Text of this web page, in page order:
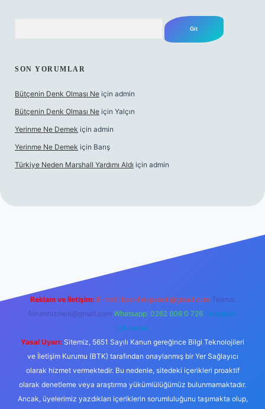
SON YORUMLAR
Bütçenin Denk Olması Ne için admin
Bütçenin Denk Olması Ne için Yalçın
Yerinme Ne Demek için admin
Yerinme Ne Demek için Barış
Türkiye Neden Marshall Yardımı Aldı için admin
hiltonbet yeni giriş
Reklam ve İletişim: E-mail: backlinkpaneli@gmail.com Teams:
forumhizmeti@gmail.com Whatsapp: 0262 606 0 726 Telegram:
@karabul
Yasal Uyarı: Sitemiz, 5651 Sayılı Kanun gereğince Bilgi Teknolojileri
ve İletişim Kurumu (BTK) tarafından onaylanmış bir Yer Sağlayıcı
olarak hizmet vermektedir. Bu nedenle, sitedeki içerikleri proaktif
olarak denetleme veya araştırma yükümlülüğümüz bulunmamaktadır.
Ancak, üyelerimiz yazdıkları içeriklerin sorumluluğunu taşımakta olup,